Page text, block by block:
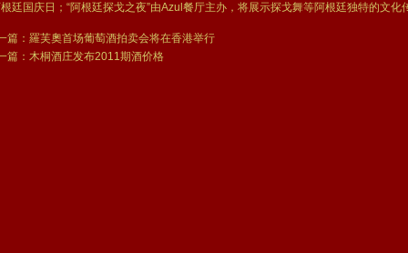
廷国庆日；“阿根廷探戈之夜”由Azul餐厅主办，将展示探戈舞等阿根廷独特的文化
篇： 羅芙奧首场葡萄酒拍卖会将在香港举行
篇： 木桐酒庄发布2011期酒价格